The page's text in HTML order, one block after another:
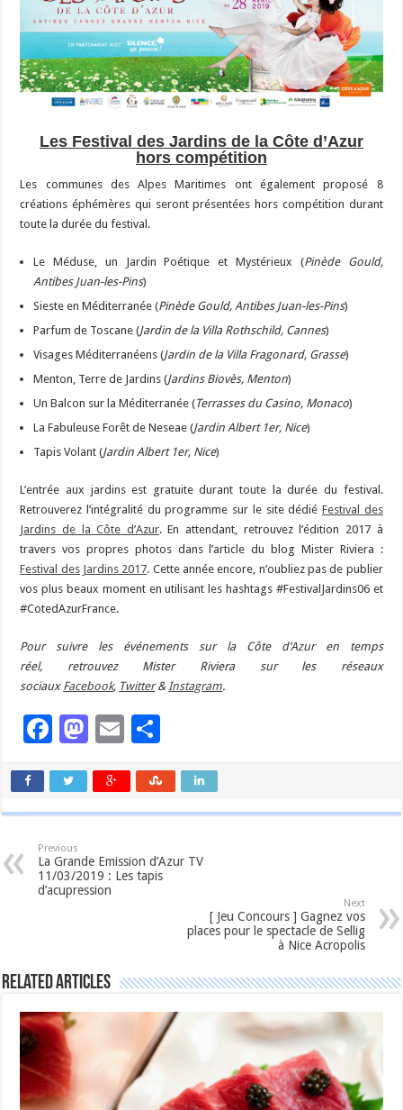
Les Festival des Jardins de la Côte d’Azur
hors compétition
Les communes des Alpes Maritimes ont également proposé 8
créations éphémères qui seront présentées hors compétition durant
toute la durée du festival.
Le Méduse, un Jardin Poétique et Mystérieux (Pinède Gould,
Antibes Juan-les-Pins)
Sieste en Méditerranée (Pinède Gould, Antibes Juan-les-Pins)
Parfum de Toscane (Jardin de la Villa Rothschild, Cannes)
Visages Méditerranéens (Jardin de la Villa Fragonard, Grasse)
Menton, Terre de Jardins (Jardins Biovès, Menton)
Un Balcon sur la Méditerranée (Terrasses du Casino, Monaco)
La Fabuleuse Forêt de Neseae (Jardin Albert 1er, Nice)
Tapis Volant (Jardin Albert 1er, Nice)
L’entrée aux jardins est gratuite durant toute la durée du festival.
Retrouverez l’intégralité du programme sur le site dédiéFestival des
Jardins de la Côte d’Azur. En attendant, retrouvez l’édition 2017 à
travers vos propres photos dans l’article du blog Mister Riviera :
Festival des Jardins 2017. Cette année encore, n’oubliez pas de publier
vos plus beaux moment en utilisant les hashtags #FestivalJardins06 et
#CotedAzurFrance.
Pour suivre les événements sur la Côte d’Azur en temps
réel, retrouvez Mister Riviera sur les réseaux
sociaux Facebook, Twitter& Instagram.
Facebook
Mastodon
Email
Previous
La Grande Emission d’Azur TV
11/03/2019 : Les tapis
d’acupression
Next
[ Jeu Concours ] Gagnez vos
places pour le spectacle de Sellig
à Nice Acropolis
Related Articles